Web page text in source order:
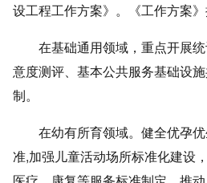
设工程工作方案》。《工作方案》
在基础通用领域，重点开展统
意度测评、基本公共服务基础设
制。
在幼有所育领域。健全优孕优
准,加强儿童活动场所标准化建设